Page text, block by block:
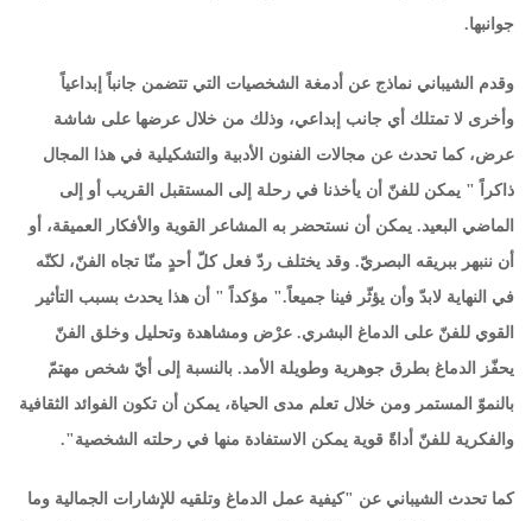
جوانبها.
وقدم الشيباني نماذج عن أدمغة الشخصيات التي تتضمن جانباً إبداعياً
وأخرى لا تمتلك أي جانب إبداعي، وذلك من خلال عرضها على شاشة
عرض، كما تحدث عن مجالات الفنون الأدبية والتشكيلية في هذا المجال
ذاكراً " يمكن للفنّ أن يأخذنا في رحلة إلى المستقبل القريب أو إلى
الماضي البعيد. يمكن أن نستحضر به المشاعر القوية والأفكار العميقة، أو
أن ننبهر ببريقه البصريّ. وقد يختلف ردّ فعل كلّ أحدٍ منّا تجاه الفنّ، لكنّه
في النهاية لابدّ وأن يؤثّر فينا جميعاً." مؤكداً " أن هذا يحدث بسبب التأثير
القوي للفنّ على الدماغ البشري. عرْض ومشاهدة وتحليل وخلق الفنّ
يحفّز الدماغ بطرق جوهرية وطويلة الأمد. بالنسبة إلى أيّ شخص مهتمّ
بالنموّ المستمر ومن خلال تعلم مدى الحياة، يمكن أن تكون الفوائد الثقافية
والفكرية للفنّ أداةً قوية يمكن الاستفادة منها في رحلته الشخصية ."
كما تحدث الشيباني عن "كيفية عمل الدماغ وتلقيه للإشارات الجمالية وما